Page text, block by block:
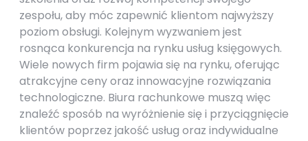
zespołu, aby móc zapewnić klientom najwyższy
poziom obsługi. Kolejnym wyzwaniem jest
rosnąca konkurencja na rynku usług księgowych.
Wiele nowych firm pojawia się na rynku, oferując
atrakcyjne ceny oraz innowacyjne rozwiązania
technologiczne. Biura rachunkowe muszą więc
znaleźć sposób na wyróżnienie się i przyciągnięcie
klientów poprzez jakość usług oraz indywidualne